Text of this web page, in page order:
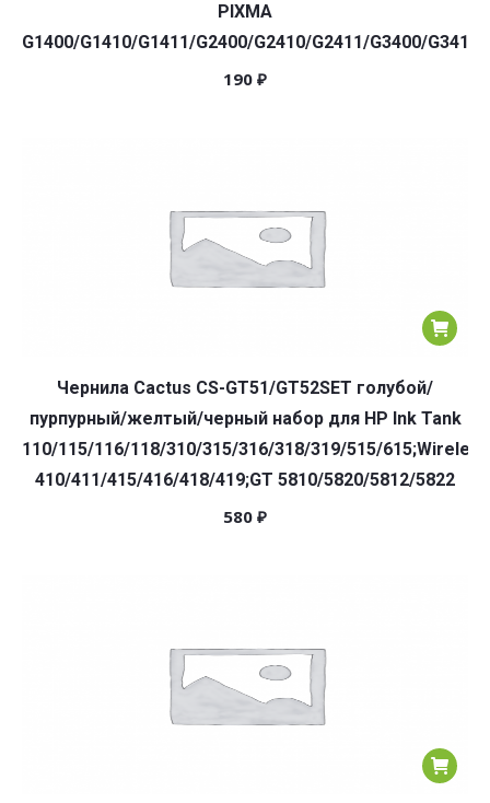
PIXMA
G1400/G1410/G1411/G2400/G2410/G2411/G3400/
190 ₽
Чернила Cactus CS-GT51/GT52SET голубой/
пурпурный/желтый/черный набор для HP Ink Tank
110/115/116/118/310/315/316/318/319/515/615;Wireless
410/411/415/416/418/419;GT 5810/5820/5812/5822
580 ₽